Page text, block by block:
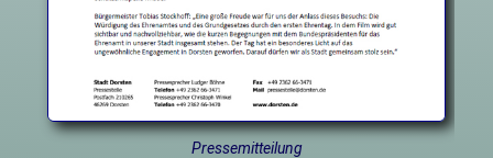
Pressemitteilung